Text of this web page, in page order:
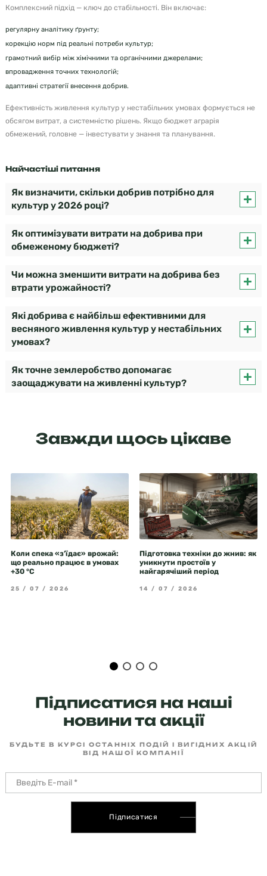
Комплексний підхід — ключ до стабільності. Він включає:
регулярну аналітику ґрунту;
корекцію норм під реальні потреби культур;
грамотний вибір між хімічними та органічними джерелами;
впровадження точних технологій;
адаптивні стратегії внесення добрив.
Ефективність живлення культур у нестабільних умовах формується не
обсягом витрат, а системністю рішень. Якщо бюджет аграрія
обмежений, головне — інвестувати у знання та планування.
Найчастіші питання
Як визначити, скільки добрив потрібно для
культур у 2026 році?
Як оптимізувати витрати на добрива при
обмеженому бюджеті?
Чи можна зменшити витрати на добрива без
втрати урожайності?
Які добрива є найбільш ефективними для
весняного живлення культур у нестабільних
умовах?
Як точне землеробство допомагає
заощаджувати на живленні культур?
Завжди щось цікаве
Коли спека «з’їдає» врожай:
що реально працює в умовах
+30 °C
25 / 07 / 2026
Підготовка техніки до жнив: як
уникнути простоїв у
найгарячіший період
14 / 07 / 2026
Підписатися на наші
новини та акції
БУДЬТЕ В КУРСІ ОСТАННІХ ПОДІЙ І ВИГІДНИХ АКЦІЙ
ВІД НАШОЇ КОМПАНІЇ
Підписатися